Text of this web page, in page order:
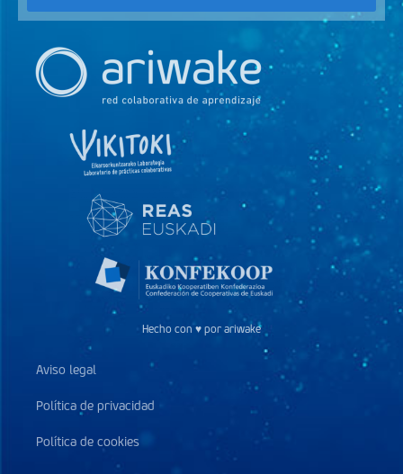
Hecho con ♥ por ariwake
Aviso legal
Política de privacidad
Política de cookies